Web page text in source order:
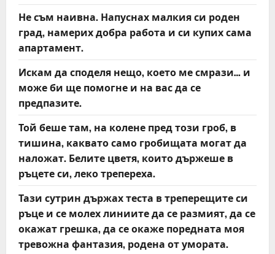
Не съм наивна. Напуснах малкия си роден
град, намерих добра работа и си купих сама
апартамент.
Искам да споделя нещо, което ме смрази… и
може би ще помогне и на вас да се
предпазите.
Той беше там, на колене пред този гроб, в
тишина, каквато само гробищата могат да
наложат. Белите цветя, които държеше в
ръцете си, леко трепереха.
Тази сутрин държах теста в треперещите си
ръце и се молех линиите да се размият, да се
окажат грешка, да се окаже поредната моя
тревожна фантазия, родена от умората.